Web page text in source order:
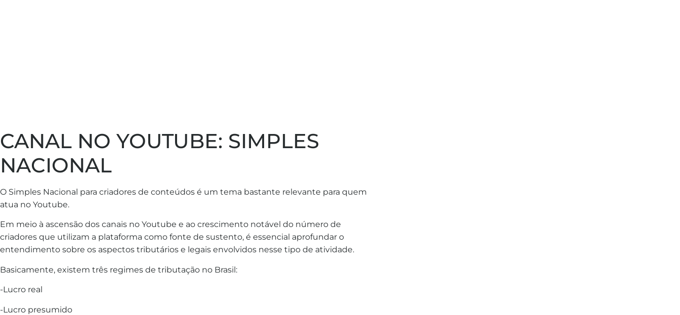
CANAL NO YOUTUBE: SIMPLES
NACIONAL
O Simples Nacional para criadores de conteúdos é um tema bastante relevante para quem
atua no Youtube.
Em meio à ascensão dos canais no Youtube e ao crescimento notável do número de
criadores que utilizam a plataforma como fonte de sustento, é essencial aprofundar o
entendimento sobre os aspectos tributários e legais envolvidos nesse tipo de atividade.
Basicamente, existem três regimes de tributação no Brasil:
-Lucro real
-Lucro presumido